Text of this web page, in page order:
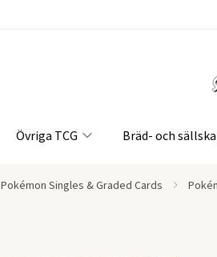
Övriga TCG Bräd- och
Pokémon Singles & Graded Cards